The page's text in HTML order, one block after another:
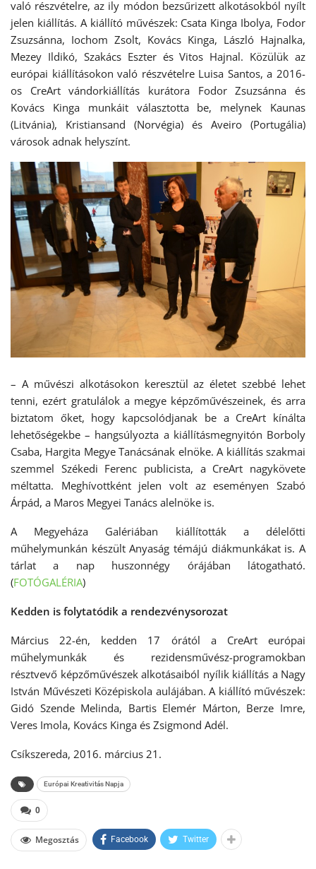
való részvételre, az ily módon bezsűrizett alkotásokból nyílt
jelen kiállítás. A kiállító művészek: Csata Kinga Ibolya, Fodor
Zsuzsánna, Iochom Zsolt, Kovács Kinga, László Hajnalka,
Mezey Ildikó, Szakács Eszter és Vitos Hajnal. Közülük az
európai kiállításokon való részvételre Luisa Santos, a 2016-
os CreArt vándorkiállítás kurátora Fodor Zsuzsánna és
Kovács Kinga munkáit választotta be, melynek Kaunas
(Litvánia), Kristiansand (Norvégia) és Aveiro (Portugália)
városok adnak helyszínt.
– A művészi alkotásokon keresztül az életet szebbé lehet
tenni, ezért gratulálok a megye képzőművészeinek, és arra
biztatom őket, hogy kapcsolódjanak be a CreArt kínálta
lehetőségekbe – hangsúlyozta a kiállításmegnyitón Borboly
Csaba, Hargita Megye Tanácsának elnöke. A kiállítás szakmai
szemmel Székedi Ferenc publicista, a CreArt nagykövete
méltatta. Meghívottként jelen volt az eseményen Szabó
Árpád, a Maros Megyei Tanács alelnöke is.
A Megyeháza Galériában kiállították a délelőtti
műhelymunkán készült Anyaság témájú diákmunkákat is. A
tárlat a nap huszonnégy órájában látogatható.
(FOTÓGALÉRIA)
Kedden is folytatódik a rendezvénysorozat
Március 22-én, kedden 17 órától a CreArt európai
műhelymunkák és rezidensművész-programokban
résztvevő képzőművészek alkotásaiból nyílik kiállítás a Nagy
István Művészeti Középiskola aulájában. A kiállító művészek:
Gidó Szende Melinda, Bartis Elemér Márton, Berze Imre,
Veres Imola, Kovács Kinga és Zsigmond Adél.
Csíkszereda, 2016. március 21.
Európai Kreativitás Napja
0
Megosztás Facebook Twitter